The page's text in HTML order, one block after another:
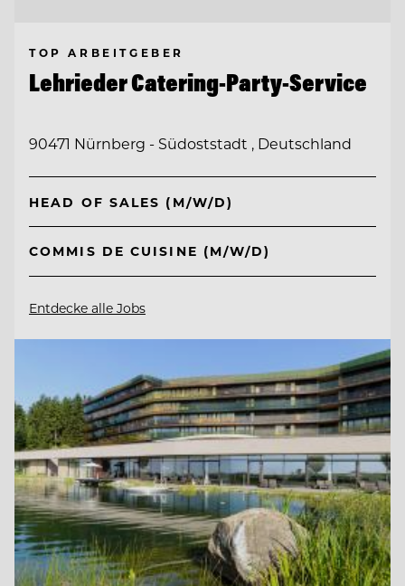
TOP ARBEITGEBER
Lehrieder Catering-Party-Service
90471 Nürnberg - Südoststadt , Deutschland
HEAD OF SALES (M/W/D)
COMMIS DE CUISINE (M/W/D)
Entdecke alle Jobs